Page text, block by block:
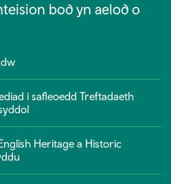
bod yn aelod o
i safleoedd Treftadaeth
Heritage a Historic